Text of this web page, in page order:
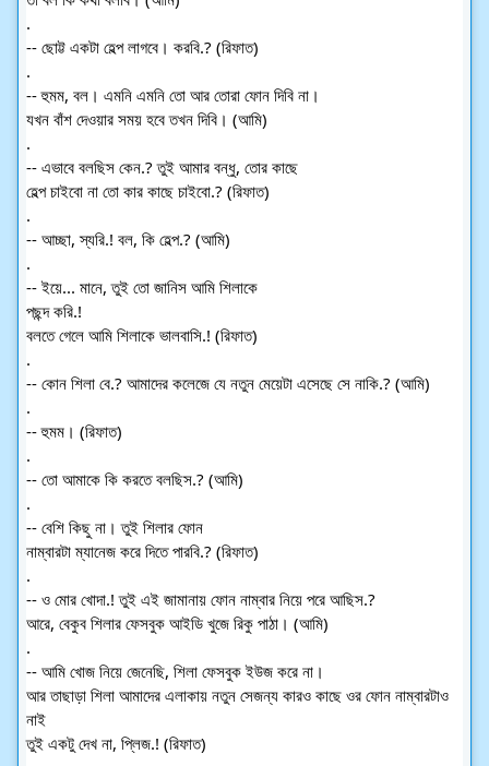
.
-- ছোট্ট একটা হেল্প লাগবে। করবি.? (রিফাত)
.
-- হুমম, বল। এমনি এমনি তো আর তোরা ফোন দিবি না।
যখন বাঁশ দেওয়ার সময় হবে তখন দিবি। (আমি)
.
-- এভাবে বলছিস কেন.? তুই আমার বন্ধু, তোর কাছে
হেল্প চাইবো না তো কার কাছে চাইবো.? (রিফাত)
.
-- আচ্ছা, স্যরি.! বল, কি হেল্প.? (আমি)
.
-- ইয়ে... মানে, তুই তো জানিস আমি শিলাকে
পছন্দ করি.!
বলতে গেলে আমি শিলাকে ভালবাসি.! (রিফাত)
.
-- কোন শিলা বে.? আমাদের কলেজে যে নতুন মেয়েটা এসেছে সে নাকি.? (আমি)
.
-- হুমম। (রিফাত)
.
-- তো আমাকে কি করতে বলছিস.? (আমি)
.
-- বেশি কিছু না। তুই শিলার ফোন
নাম্বারটা ম্যানেজ করে দিতে পারবি.? (রিফাত)
.
-- ও মোর খোদা.! তুই এই জামানায় ফোন নাম্বার নিয়ে পরে আছিস.?
আরে, বেকুব শিলার ফেসবুক আইডি খুজে রিকু পাঠা। (আমি)
.
-- আমি খোজ নিয়ে জেনেছি, শিলা ফেসবুক ইউজ করে না।
আর তাছাড়া শিলা আমাদের এলাকায় নতুন সেজন্য কারও কাছে ওর ফোন নাম্বারটাও
নাই
তুই একটু দেখ না, প্লিজ.! (রিফাত)